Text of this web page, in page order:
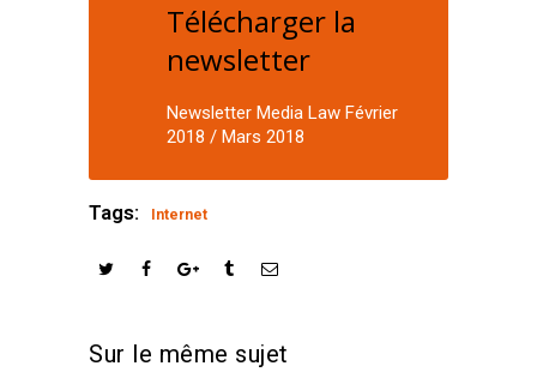
Télécharger la
newsletter
Newsletter Media Law Février
2018 / Mars 2018
Tags: Internet
Sur le même sujet